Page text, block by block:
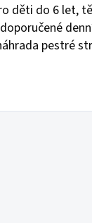
děti do 6 let,
pestré